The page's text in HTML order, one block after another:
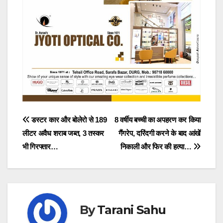
Post
navigation
8 वर्षीय बच्ची का अपहरण कर किया
गैंगरेप, दरिंदगी करने के बाद आंखें
निकाली और फिर की हत्या…
डस्टर कार और बोलेरो से 189
लीटर अवैध शराब जब्त, 3 तस्कर
भी गिरफ्तार…
ByTarani Sahu